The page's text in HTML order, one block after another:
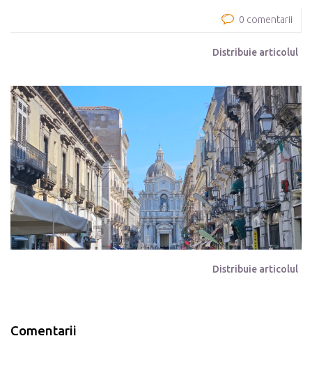
0 comentarii
Distribuie articolul
Distribuie articolul
Comentarii